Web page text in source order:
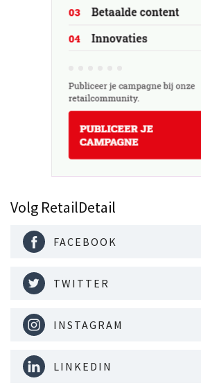
Volg RetailDetail
FACEBOOK
TWITTER
INSTAGRAM
LINKEDIN